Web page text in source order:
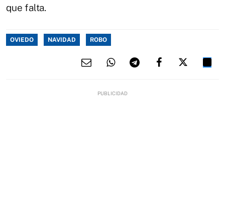
que falta.
OVIEDO NAVIDAD ROBO